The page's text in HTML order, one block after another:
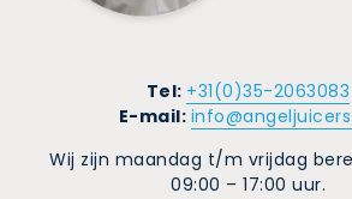
Tel: +31(0)35-2063083
E-mail:
Wij zijn maandag t/m vrijdag
09:00 – 17:00 uur.